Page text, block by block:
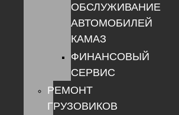
ОБСЛУЖИВАНИЕ
АВТОМОБИЛЕЙ
КАМАЗ
ФИНАНСОВЫЙ
СЕРВИС
РЕМОНТ
ГРУЗОВИКОВ